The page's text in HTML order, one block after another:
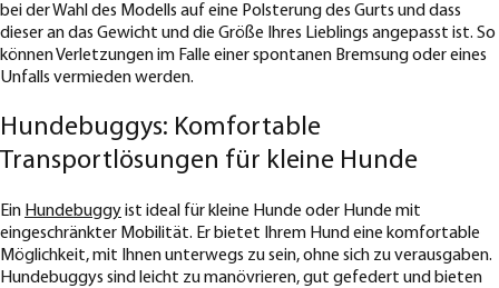
bei der Wahl des Modells auf eine Polsterung des Gurts und dass
dieser an das Gewicht und die Größe Ihres Lieblings angepasst ist. So
können Verletzungen im Falle einer spontanen Bremsung oder eines
Unfalls vermieden werden.
Hundebuggys: Komfortable
Transportlösungen für kleine Hunde
Ein Hundebuggyist ideal für kleine Hunde oder Hunde mit
eingeschränkter Mobilität. Er bietet Ihrem Hund eine komfortable
Möglichkeit, mit Ihnen unterwegs zu sein, ohne sich zu verausgaben.
Hundebuggys sind leicht zu manövrieren, gut gefedert und bieten